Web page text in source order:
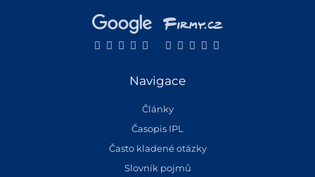
Navigace
Články
Časopis IPL
Často kladené otázky
Slovník pojmů